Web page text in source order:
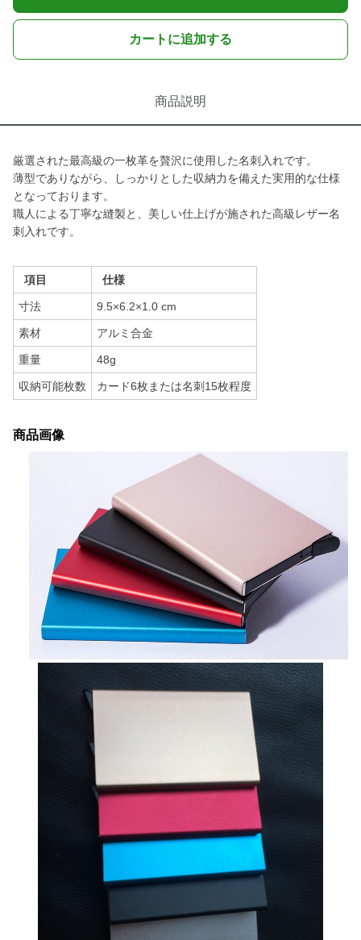
カートに追加する
商品説明
厳選された最高級の一枚革を贅沢に使用した名刺入れです。
薄型でありながら、しっかりとした収納力を備えた実用的な仕様
となっております。
職人による丁寧な縫製と、美しい仕上げが施された高級レザー名
刺入れです。
項目 仕様
寸法 9.5×6.2×1.0 cm
素材 アルミ合金
重量 48g
収納可能枚数 カード6枚または名刺15枚程度
商品画像